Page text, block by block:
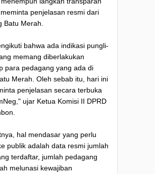
penjelasan resmi dari
Batu Merah.
bahwa ada indikasi pungli-
memang diberlakukan
para pedagang yang ada di
Merah. Oleh sebab itu, hari ini
penjelasan secara terbuka
ujar Ketua Komisi II DPRD
hal mendasar yang perlu
publik adalah data resmi jumlah
terdaftar, jumlah pedagang
melunasi kewajiban